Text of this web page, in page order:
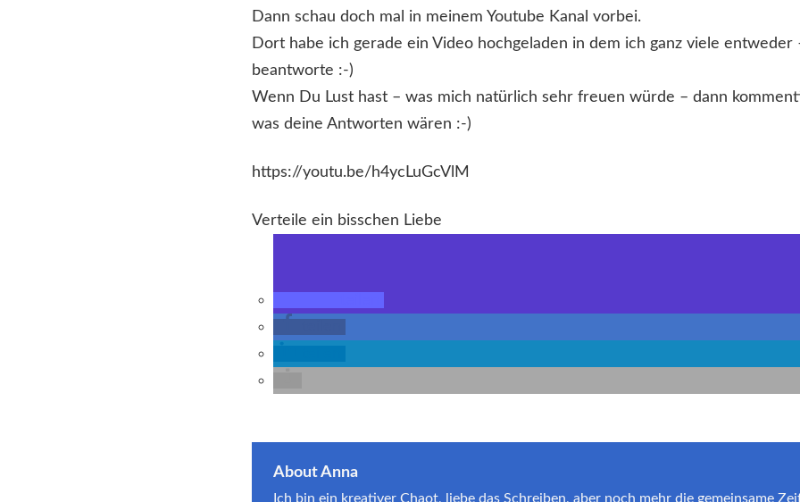
Dann schau doch mal in meinem Youtube Kanal vorbei.
Dort habe ich gerade ein Video hochgeladen in dem ich ganz viele entweder
beantworte :-)
Wenn Du Lust hast – was mich natürlich sehr freuen würde – dann
was deine Antworten wären :-)
https://youtu.be/h4ycLuGcVlM
Verteile ein bisschen Liebe
About Anna
Ich bin ein kreativer Chaot, liebe das Schreiben, aber noch mehr die gemeinsame